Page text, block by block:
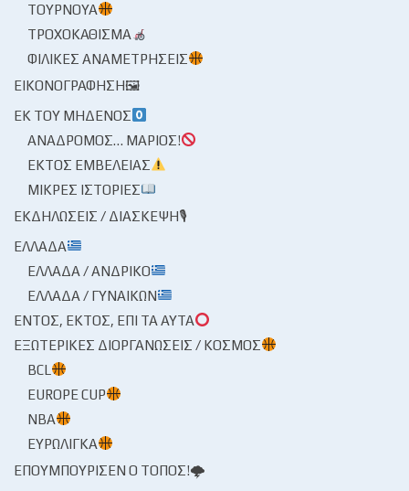
ΤΟΥΡΝΟΥΆ
ΤΡΟΧΟΚΆΘΙΣΜΑ
ΦΙΛΙΚΈΣ ΑΝΑΜΕΤΡΉΣΕΙΣ
ΕΙΚΟΝΟΓΡΆΦΗΣΗ🖼
ΕΚ ΤΟΥ ΜΗΔΕΝΌΣ
ΑΝΆΔΡΟΜΟΣ… ΜΆΡΙΟΣ!
ΕΚΤΌΣ ΕΜΒΈΛΕΙΑΣ
ΜΙΚΡΈΣ ΙΣΤΟΡΊΕΣ
ΕΚΔΗΛΏΣΕΙΣ / ΔΙΆΣΚΕΨΗ🎙
ΕΛΛΆΔΑ
ΕΛΛΆΔΑ / ΑΝΔΡΙΚΌ
ΕΛΛΆΔΑ / ΓΥΝΑΙΚΏΝ
ΕΝΤΌΣ, ΕΚΤΌΣ, ΕΠΊ ΤΑ ΑΥΤΆ
ΕΞΩΤΕΡΙΚΈΣ ΔΙΟΡΓΑΝΏΣΕΙΣ / ΚΌΣΜΟΣ
BCL
EUROPE CUP
NBA
ΕΥΡΩΛΊΓΚΑ
ΕΠΟΥΜΠΟΎΡΙΣΕΝ Ο ΤΌΠΟΣ!🌩